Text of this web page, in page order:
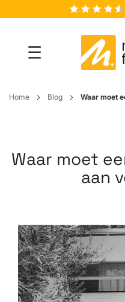
☰
Ga
Home Blog Waar moet
Waar moet
aan